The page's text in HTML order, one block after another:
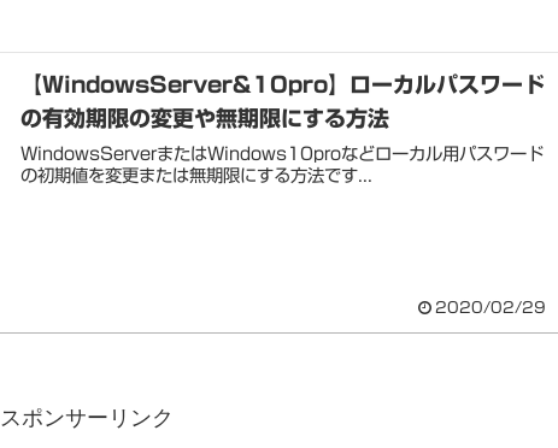
【WindowsServer&10pro】ローカルパスワード
の有効期限の変更や無期限にする方法
WindowsServerまたはWindows10proなどローカル用パスワード
の初期値を変更または無期限にする方法です...
2020/02/29
スポンサーリンク